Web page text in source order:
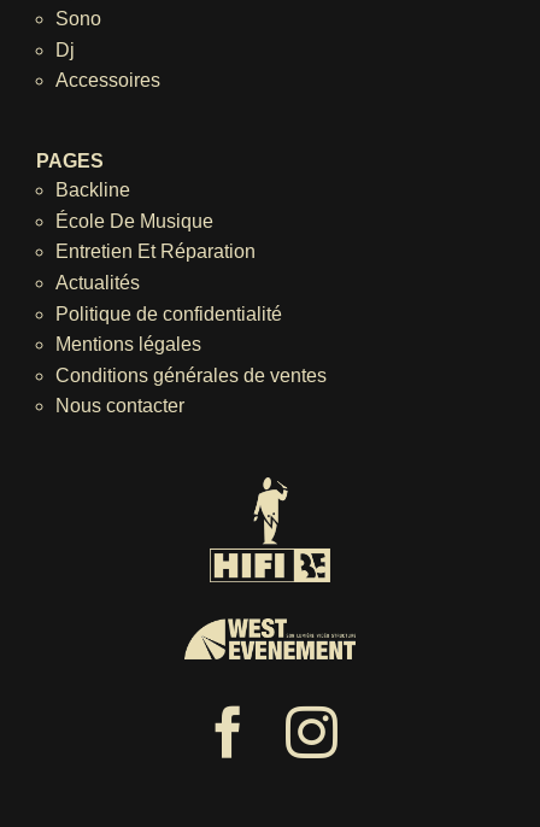
Sono
Dj
Accessoires
PAGES
Backline
École De Musique
Entretien Et Réparation
Actualités
Politique de confidentialité
Mentions légales
Conditions générales de ventes
Nous contacter